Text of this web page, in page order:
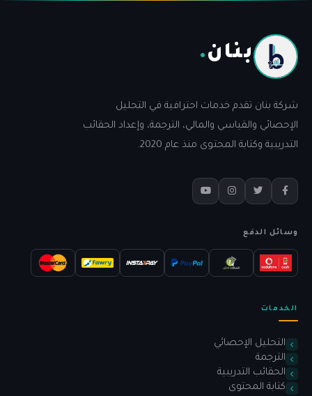
بنان.
شركة بنان تقدم خدمات احترافية في التحليل
الإحصائي والقياسي والمالي، الترجمة، وإعداد الحقائب
التدريبية وكتابة المحتوى منذ عام 2020.
وسائل الدفع
الخدمات
التحليل الإحصائي
الترجمة
الحقائب التدريبية
كتابة المحتوى